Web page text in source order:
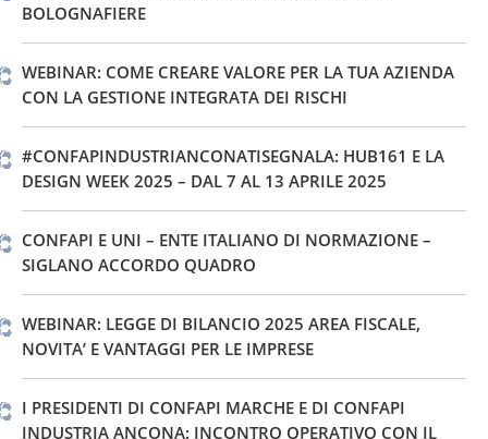
BOLOGNAFIERE
WEBINAR: COME CREARE VALORE PER LA TUA AZIENDA
CON LA GESTIONE INTEGRATA DEI RISCHI
#CONFAPINDUSTRIANCONATISEGNALA: HUB161 E LA
DESIGN WEEK 2025 – DAL 7 AL 13 APRILE 2025
CONFAPI E UNI – ENTE ITALIANO DI NORMAZIONE –
SIGLANO ACCORDO QUADRO
WEBINAR: LEGGE DI BILANCIO 2025 AREA FISCALE,
NOVITA’ E VANTAGGI PER LE IMPRESE
I PRESIDENTI DI CONFAPI MARCHE E DI CONFAPI
INDUSTRIA ANCONA: INCONTRO OPERATIVO CON IL